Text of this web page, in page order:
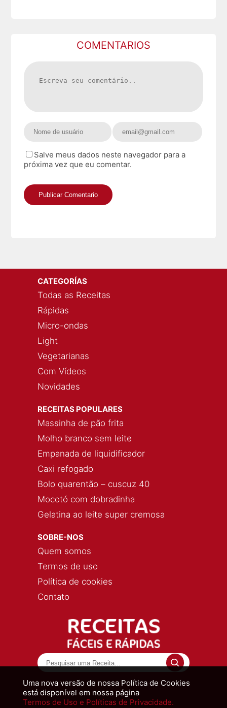
COMENTARIOS
Salve meus dados neste navegador para a
próxima vez que eu comentar.
Uma nova versão de nossa Política de Cookies
está disponível em nossa página
Termos de Uso e Políticas de Privacidade.
CATEGORÍAS
Todas as Receitas
Rápidas
Micro-ondas
Light
Vegetarianas
Com Vídeos
Novidades
RECEITAS POPULARES
Massinha de pão frita
Molho branco sem leite
Empanada de liquidificador
Caxi refogado
Bolo quarentão – cuscuz 40
Mocotó com dobradinha
Gelatina ao leite super cremosa
SOBRE-NOS
Quem somos
Termos de uso
Política de cookies
Contato